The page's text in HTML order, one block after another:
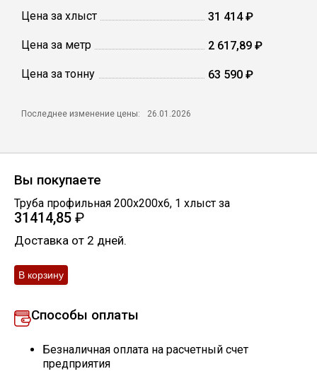
Цена за хлыст 31 414 ₽
Цена за метр 2 617,89 ₽
Цена за тонну 63 590 ₽
Последнее изменение цены: 26.01.2026
Вы покупаете
Труба профильная 200х200х6, 1 хлыст за
31414,85 ₽
Доставка от 2 дней.
Способы оплаты
Безналичная оплата на расчетный счет
предприятия